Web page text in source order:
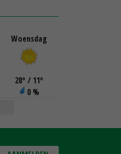
Woensdag
28° / 11°
0 %